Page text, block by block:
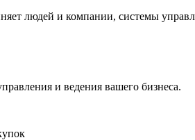
людей и компании, системы
и ведения вашего бизнеса.